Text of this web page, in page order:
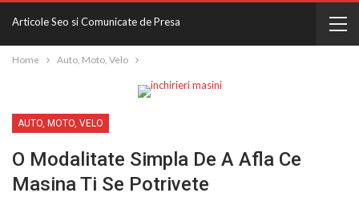
Articole Seo si Comunicate de Presa
Home Auto, Moto, Velo
AUTO, MOTO, VELO
O Modalitate Simpla De A Afla Ce
Masina Ti Se Potrivete